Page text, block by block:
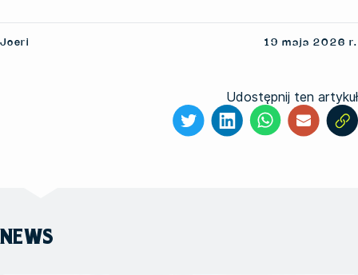
Joeri 19 maja 2026 r.
Udostępnij ten artykuł
NEWS